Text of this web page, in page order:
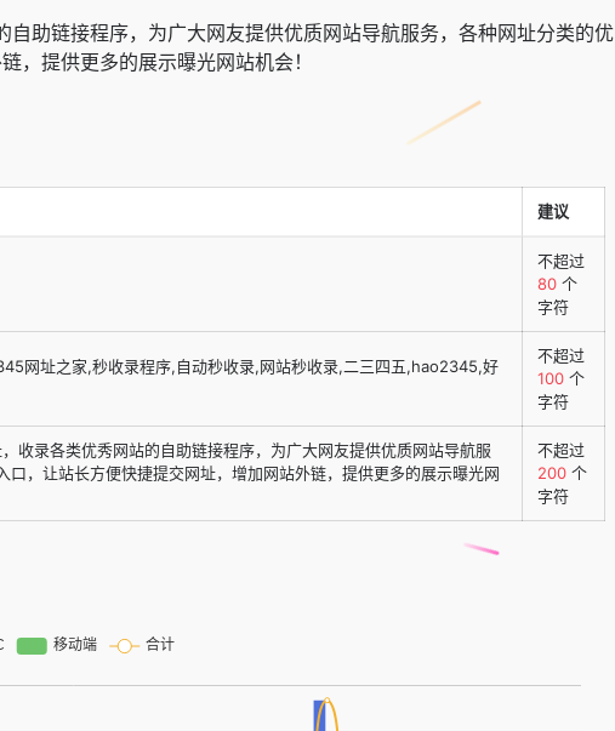
助链接程序，为广大网友提供优质网站导航服务，各种网址分类的优
，提供更多的展示曝光网站机会！
建议
不超过
80 个
字符
网址之家,秒收录程序,自动秒收录,网站秒收录,二三四五,hao2345,好
不超过
100 个
字符
收录各类优秀网站的自助链接程序，为广大网友提供优质网站导航服
口，让站长方便快捷提交网址，增加网站外链，提供更多的展示曝光网
不超过
200 个
字符